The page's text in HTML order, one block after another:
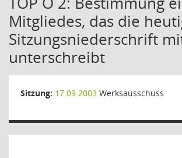
Mitgliedes, das die
Sitzungsniederschrift
unterschreibt
Sitzung: 17.09.2003 Werksausschuss